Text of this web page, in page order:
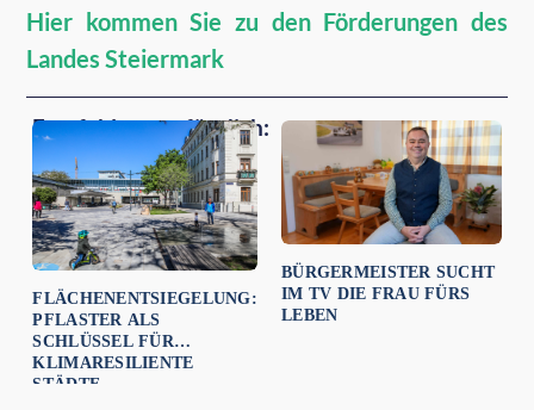
Hier kommen Sie zu den Förderungen des
Landes Steiermark
Empfehlungen für dich:
FLÄCHENENTSIEGELUNG:
PFLASTER ALS
SCHLÜSSEL FÜR
KLIMARESILIENTE
STÄDTE
BÜRGERMEISTER SUCHT
IM TV DIE FRAU FÜRS
LEBEN